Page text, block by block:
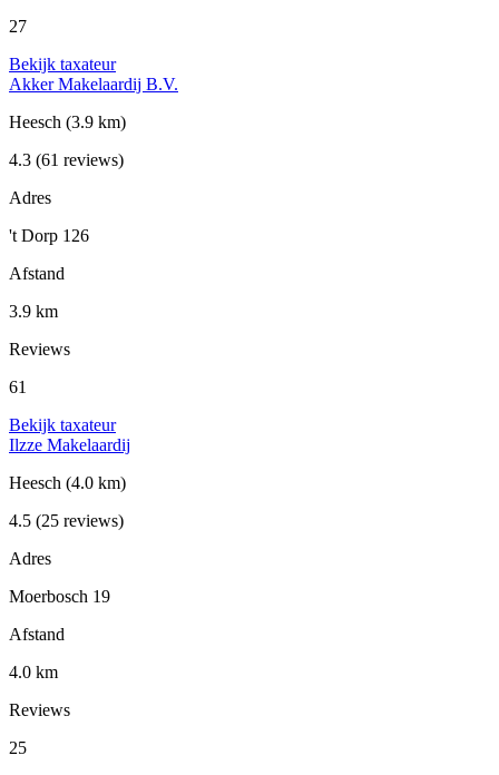
27
Bekijk taxateur
Akker Makelaardij B.V.
Heesch (3.9 km)
4.3 (61 reviews)
Adres
't Dorp 126
Afstand
3.9 km
Reviews
61
Bekijk taxateur
Ilzze Makelaardij
Heesch (4.0 km)
4.5 (25 reviews)
Adres
Moerbosch 19
Afstand
4.0 km
Reviews
25